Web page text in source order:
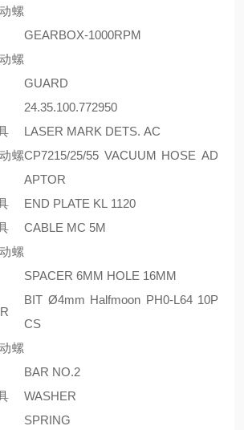
螺
GEARBOX-1000RPM
螺
GUARD
24.35.100.772950
LASER MARK DETS. AC
螺CP7215/25/55 VACUUM HOSE AD
APTOR
END PLATE KL 1120
CABLE MC 5M
螺
SPACER 6MM HOLE 16MM
BIT Ø4mm Halfmoon PH0-L64 10P
CS
螺
BAR NO.2
WASHER
SPRING